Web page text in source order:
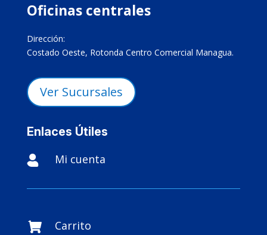
Oficinas centrales
Dirección:
Costado Oeste, Rotonda Centro Comercial Managua.
Ver Sucursales
Enlaces Útiles
 Mi cuenta
 Carrito